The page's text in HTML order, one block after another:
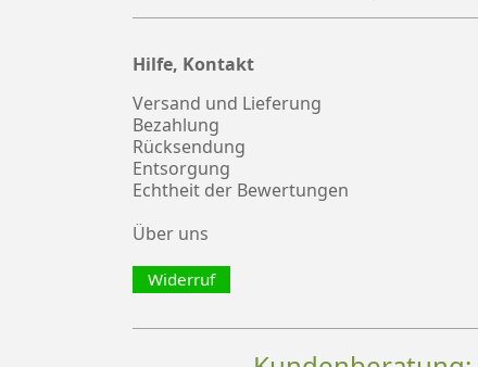
Hilfe, Kontakt
Versand und Lieferung
Bezahlung
Rücksendung
Entsorgung
Echtheit der Bewertungen
Über uns
Widerruf